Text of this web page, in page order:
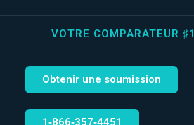
VOTRE COMPARATEUR
Obtenir une soumission